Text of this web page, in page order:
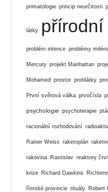
primatologie princip neurčitosti
látky přírodní
problém intence problémy
Mercury projekt Manhattan
Mohamed prostor protilátky
První světová válka prvočísla
psychologie psychoterapie
racionální rozhodování
Rainer Weiss raketoplán
rakovina Rastislav reaktory
krize Richard Dawkins
římské provincie rituály Robert